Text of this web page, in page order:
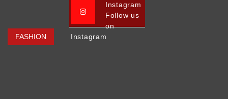
FASHION
Instagram
Follow us
on
Instagram